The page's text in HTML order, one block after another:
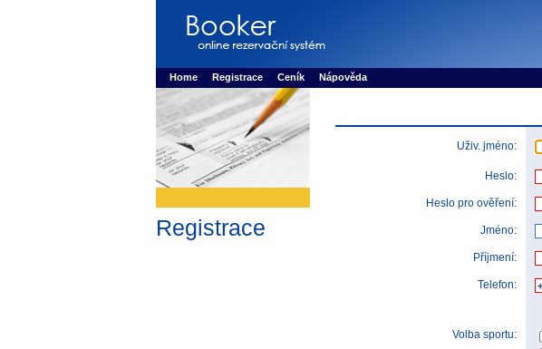
Rezervujse - Port�l pro online rezervace sportu
Home Registrace Ceník Nápověda
Registrace
Uživ. jméno:
Heslo:
Heslo pro ověření:
Jméno:
Příjmení:
Telefon:
Volba sportu: